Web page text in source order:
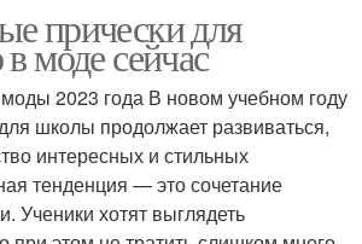
прически для
моде сейчас
2023 года В новом учебном году
школы продолжает развиваться,
интересных и стильных
тенденция — это сочетание
Ученики хотят выглядеть